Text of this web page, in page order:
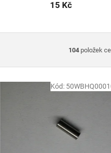
15 Kč
104 položek
Kód: